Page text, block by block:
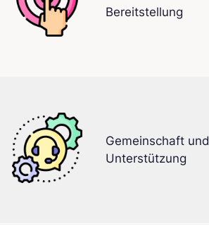
Bereitstellung
Gemeinschaft und
Unterstützung